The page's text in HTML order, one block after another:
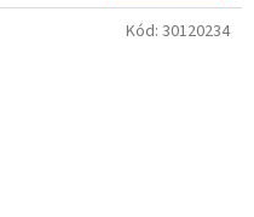
Kód: 30120234